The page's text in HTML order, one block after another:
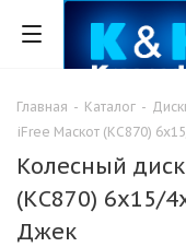
Главная - Каталог -
iFree Маскот (КС870)
Колесный
(КС870) 6x15/
Джек